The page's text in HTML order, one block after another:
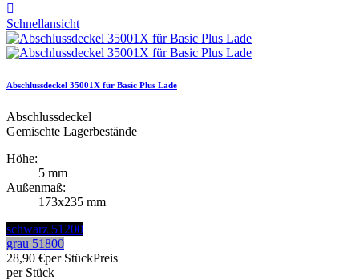

Schnellansicht
Abschlussdeckel 35001X für Basic Plus Lade
Abschlussdeckel
Gemischte Lagerbestände
Höhe:
5 mm
Außenmaß:
173x235 mm
schwarz 51200
grau 51800
28,90 €per StückPreis
per Stück